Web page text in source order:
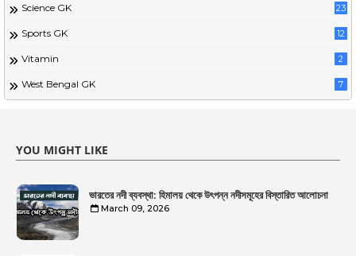
Science GK 23
Sports GK 12
Vitamin 2
West Bengal GK 7
YOU MIGHT LIKE
ভারতের নদী ব্যবস্থা: হিমালয় থেকে উৎপন্ন নদীসমূহের বিস্তারিত আলোচনা
March 09, 2026